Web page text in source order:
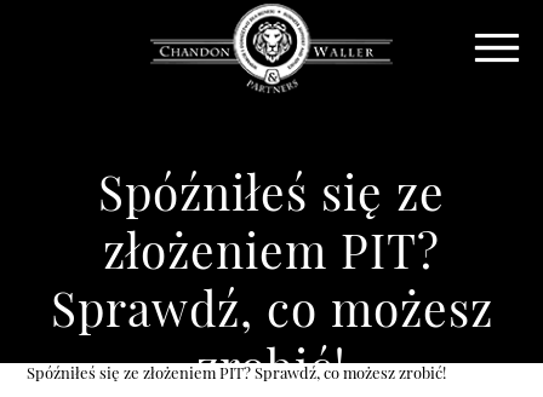
Spóźniłeś się ze
złożeniem PIT?
Sprawdź, co możesz
zrobić!
Spóźniłeś się ze złożeniem PIT? Sprawdź, co możesz zrobić!